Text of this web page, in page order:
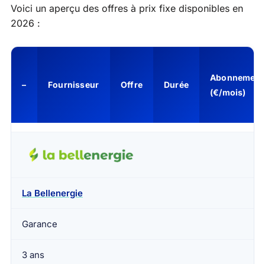
Voici un aperçu des offres à prix fixe disponibles en
2026 :
– Fournisseur Offre Durée
Abonnement
(€/mois)
La Bellenergie
Garance
3 ans